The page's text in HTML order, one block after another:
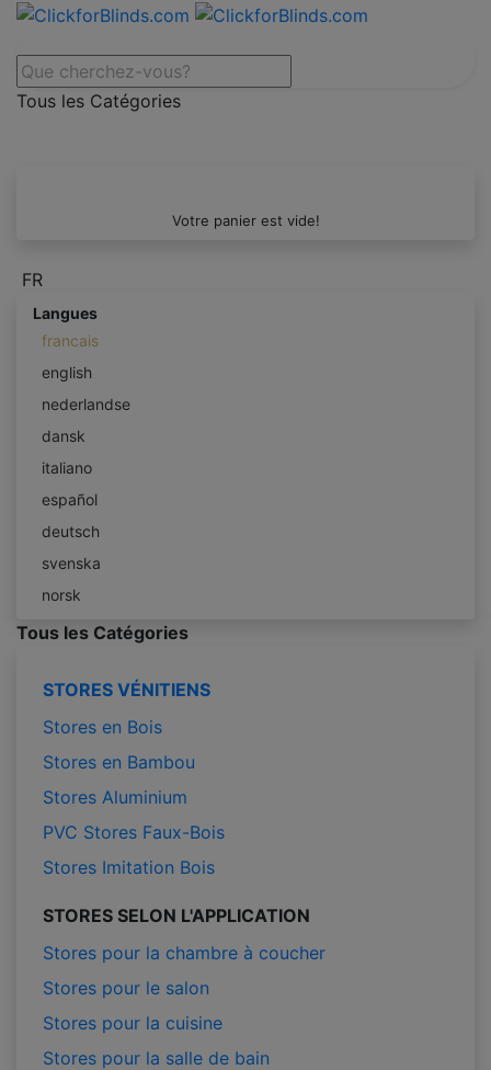
Tous les Catégories
Votre panier est vide!
FR
Langues
francais
english
nederlandse
dansk
italiano
español
deutsch
svenska
norsk
Tous les Catégories
STORES VÉNITIENS
Stores en Bois
Stores en Bambou
Stores Aluminium
PVC Stores Faux-Bois
Stores Imitation Bois
STORES SELON L'APPLICATION
Stores pour la chambre à coucher
Stores pour le salon
Stores pour la cuisine
Stores pour la salle de bain